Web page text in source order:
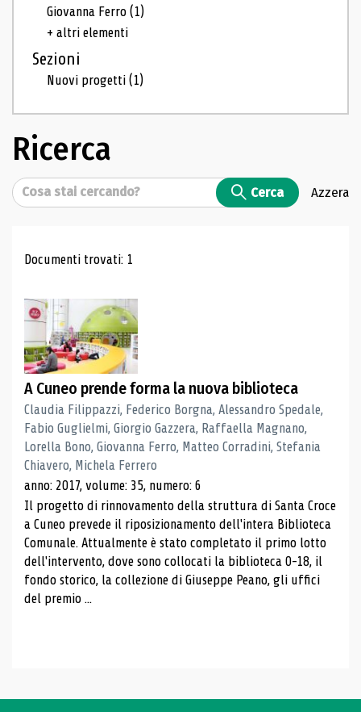
Giovanna Ferro(1)
+ altri elementi
Sezioni
Nuovi progetti(1)
Ricerca
Cerca Cerca Azzera
Risultati di ricerca
Documenti trovati: 1
A Cuneo prende forma la nuova biblioteca
Claudia Filippazzi, Federico Borgna, Alessandro Spedale,
Fabio Guglielmi, Giorgio Gazzera, Raffaella Magnano,
Lorella Bono, Giovanna Ferro, Matteo Corradini, Stefania
Chiavero, Michela Ferrero
anno: 2017, volume: 35, numero: 6
Il progetto di rinnovamento della struttura di Santa Croce
a Cuneo prevede il riposizionamento dell'intera Biblioteca
Comunale. Attualmente è stato completato il primo lotto
dell'intervento, dove sono collocati la biblioteca 0-18, il
fondo storico, la collezione di Giuseppe Peano, gli uffici
del premio ...